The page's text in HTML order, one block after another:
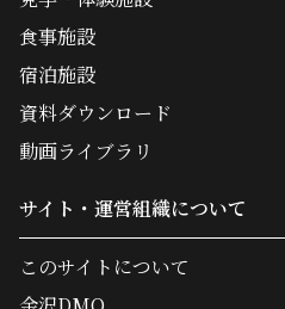
食事施設
宿泊施設
資料ダウンロード
動画ライブラリ
サイト・運営組織について
このサイトについて